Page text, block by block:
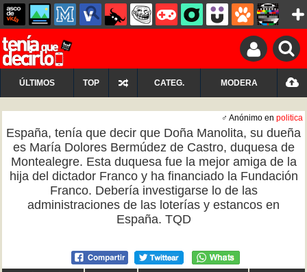
ÚLTIMOS TOP CATEG. MODERA
♂ Anónimo en politica
España, tenía que decir que Doña Manolita, su dueña
es María Dolores Bermúdez de Castro, duquesa de
Montealegre. Esta duquesa fue la mejor amiga de la
hija del dictador Franco y ha financiado la Fundación
Franco. Debería investigarse lo de las
administraciones de las loterías y estancos en
España. TQD